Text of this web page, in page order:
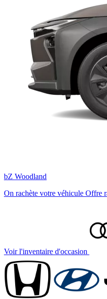
bZ Woodland
On rachète votre véhicule Offre
Voir l'inventaire d'occasion